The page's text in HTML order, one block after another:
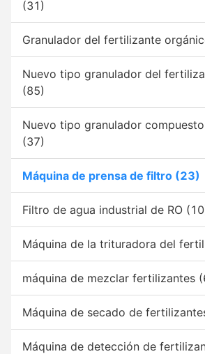
(31)
Granulador del fertilizante
Nuevo tipo granulador del
(85)
Nuevo tipo granulador
(37)
Máquina de prensa de filtro (23)
Filtro de agua industrial de RO
Máquina de la trituradora del
máquina de mezclar fertilizantes
Máquina de secado de
Máquina de detección de